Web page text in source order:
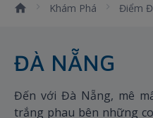
Khám Phá Điểm
ĐÀ NẴNG
Đến với Đà Nẵng, mê
trắng phau bên những